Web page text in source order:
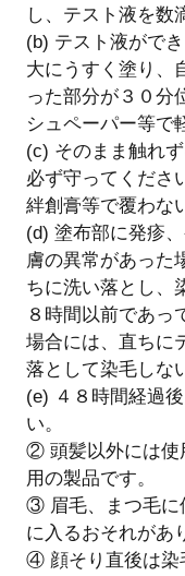
し、テスト液を数
(b) テスト液がで
大にうすく塗り、
った部分が３０分
シュペーパー等で
(c) そのまま触れ
必ず守ってくださ
絆創膏等で覆わな
(d) 塗布部に発疹
膚の異常があった
ちに洗い落とし、
８時間以前であっ
場合には、直ちに
落として染毛しな
(e) ４８時間経過
い。
② 頭髪以外には使
用の製品です。
③ 眉毛、まつ毛に
に入るおそれがあ
④ 顔そり直後は染